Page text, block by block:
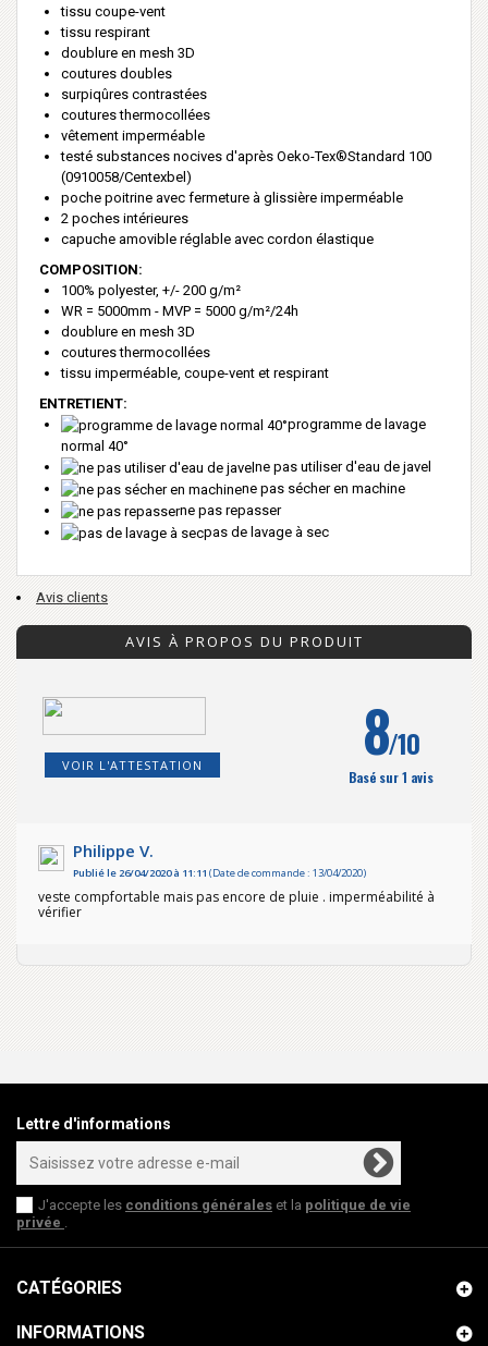
tissu coupe-vent
tissu respirant
doublure en mesh 3D
coutures doubles
surpiqûres contrastées
coutures thermocollées
vêtement imperméable
testé substances nocives d'après Oeko-Tex®Standard 100
(0910058/Centexbel)
poche poitrine avec fermeture à glissière imperméable
2 poches intérieures
capuche amovible réglable avec cordon élastique
COMPOSITION:
100% polyester, +/- 200 g/m²
WR = 5000mm - MVP = 5000 g/m²/24h
doublure en mesh 3D
coutures thermocollées
tissu imperméable, coupe-vent et respirant
ENTRETIENT:
programme de lavage
normal 40°
ne pas utiliser d'eau de javel
ne pas sécher en machine
ne pas repasser
pas de lavage à sec
Avis clients
AVIS À PROPOS DU PRODUIT
VOIR L'ATTESTATION 8/10
Basé sur 1 avis
Philippe V.
Publié le 26/04/2020 à 11:11 (Date de commande : 13/04/2020)
veste compfortable mais pas encore de pluie . imperméabilité à
vérifier
Lettre d'informations
J'accepte les conditions générales et la politique de vie
privée .
CATÉGORIES
INFORMATIONS